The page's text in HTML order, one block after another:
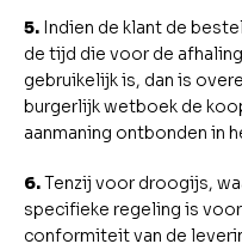
5. Indien de klant de
de tijd die voor de
gebruikelijk is, dan is
burgerlijk wetboek de
aanmaning ontbonden in
6.Tenzij voor droogijs,
specifieke regeling is
conformiteit van de